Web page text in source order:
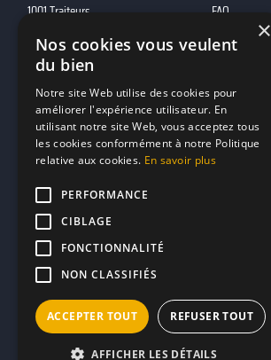
1001 Traiteurs
1001 DJ
10h01
MP2
FAQ
Contacts
marketing@reserverunbar.fr
11 rue Maurice Grandcoing
94200 Ivry-sur-Seine
Mentions légales CGU
×
Nos cookies vous veulent
du bien
Notre site Web utilise des cookies pour
améliorer l'expérience utilisateur. En
utilisant notre site Web, vous acceptez tous
les cookies conformément à notre Politique
relative aux cookies. En savoir plus
PERFORMANCE
CIBLAGE
FONCTIONNALITÉ
NON CLASSIFIÉS
ACCEPTER TOUT REFUSER TOUT
AFFICHER LES DÉTAILS